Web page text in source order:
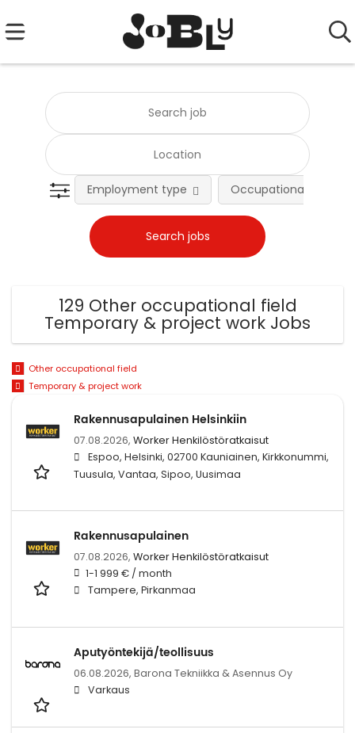
Employment type Occupational fields
129 Other occupational field
Temporary & project work Jobs
Other occupational field
Temporary & project work
Rakennusapulainen Helsinkiin
07.08.2026, Worker Henkilöstöratkaisut
Espoo, Helsinki, 02700 Kauniainen, Kirkkonummi,
Tuusula, Vantaa, Sipoo, Uusimaa
Rakennusapulainen
07.08.2026, Worker Henkilöstöratkaisut
1-1 999 € / month
Tampere, Pirkanmaa
Aputyöntekijä/teollisuus
06.08.2026, Barona Tekniikka & Asennus Oy
Varkaus